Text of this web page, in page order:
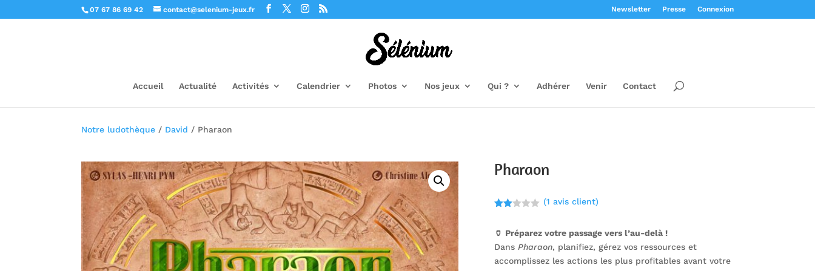
07 67 86 69 42 contact@selenium-jeux.fr Newsletter Presse Connexion
Accueil Actualité Activités Calendrier Photos Nos jeux Qui ? Adhérer Venir Contact
Notre ludothèque / David / Pharaon
Pharaon
sur
bas
é
sur
(1 avis client)
🏺 Préparez votre passage vers l’au-delà !
Dans Pharaon, planifiez, gérez vos ressources et
accomplissez les actions les plus profitables avant votre